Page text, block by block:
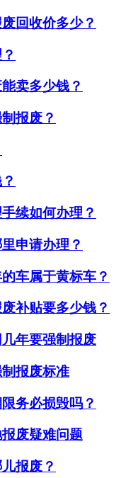
回收价多少？
卖多少钱？
报废？
续如何办理？
申请办理？
车属于黄标车？
补贴要多少钱？
年要强制报废
报废标准
务必损毁吗？
废疑难问题
报废？